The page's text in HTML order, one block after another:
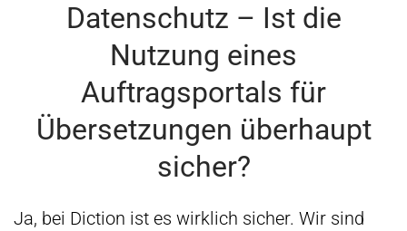
Datenschutz – Ist die
Nutzung eines
Auftragsportals für
Übersetzungen überhaupt
sicher?
Ja, bei Diction ist es wirklich sicher. Wir sind